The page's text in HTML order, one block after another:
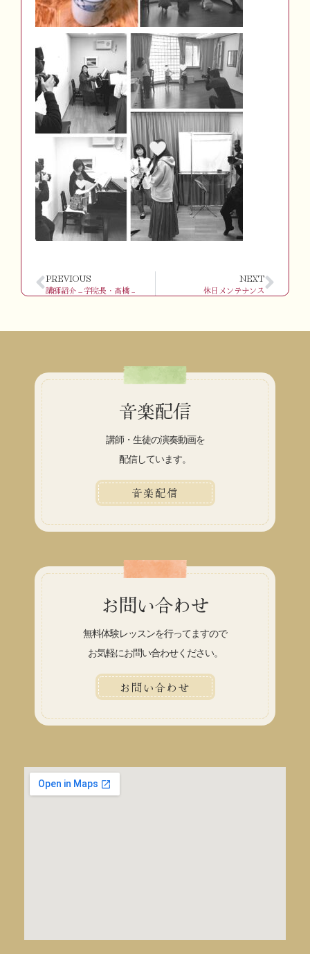
PREVIOUS
講師紹介 – 学院長・髙橋 –
NEXT
休日メンテナンス
音楽配信
講師・生徒の演奏動画を
配信しています。
音楽配信
お問い合わせ
無料体験レッスンを行ってますので
お気軽にお問い合わせください。
お問い合わせ